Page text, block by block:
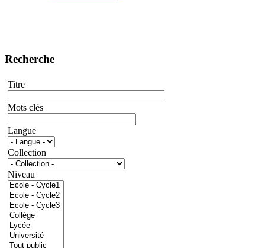
Recherche
Titre
Mots clés
Langue
Collection
Niveau